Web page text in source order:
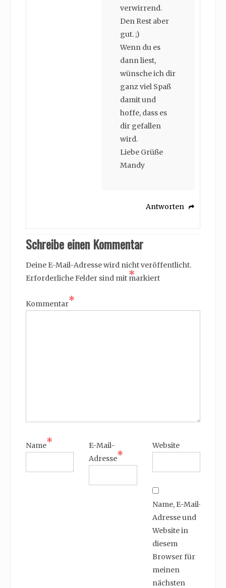
verwirrend.
Den Rest aber
gut. ;)
Wenn du es
dann liest,
wünsche ich dir
ganz viel Spaß
damit und
hoffe, dass es
dir gefallen
wird.
Liebe Grüße
Mandy
Antworten
Schreibe einen Kommentar
Deine E-Mail-Adresse wird nicht veröffentlicht.
Erforderliche Felder sind mit *
markiert
Kommentar*
Name*
E-Mail-
Adresse*
Website
Name, E-Mail-
Adresse und
Website in
diesem
Browser für
meinen
nächsten